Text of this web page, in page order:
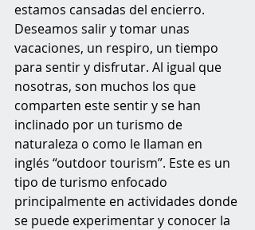
estamos cansadas del encierro.
Deseamos salir y tomar unas
vacaciones, un respiro, un tiempo
para sentir y disfrutar. Al igual que
nosotras, son muchos los que
comparten este sentir y se han
inclinado por un turismo de
naturaleza o como le llaman en
inglés “outdoor tourism”. Este es un
tipo de turismo enfocado
principalmente en actividades donde
se puede experimentar y conocer la